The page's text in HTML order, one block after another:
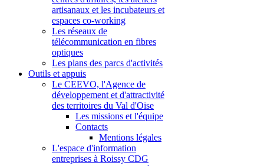
artisanaux et les incubateurs et
espaces co-working
Les réseaux de
télécommunication en fibres
optiques
Les plans des parcs d'activités
Outils et appuis
Le CEEVO, l'Agence de
développement et d'attractivité
des territoires du Val d'Oise
Les missions et l'équipe
Contacts
Mentions légales
L'espace d'information
entreprises à Roissy CDG